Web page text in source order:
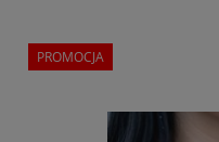
PROMOCJA